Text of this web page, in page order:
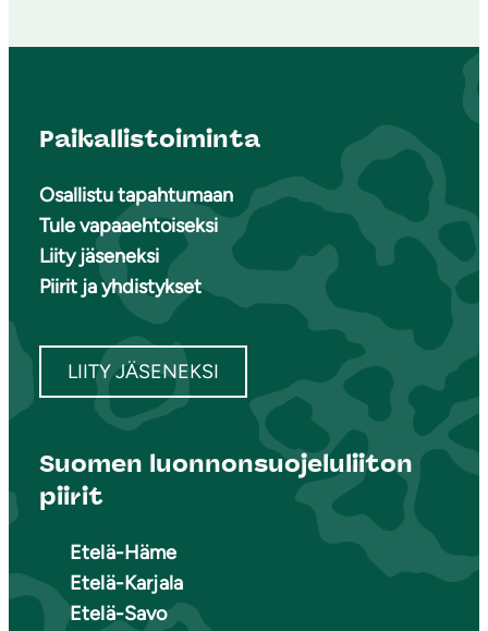
Paikallistoiminta
Osallistu tapahtumaan
Tule vapaaehtoiseksi
Liity jäseneksi
Piirit ja yhdistykset
LIITY JÄSENEKSI
Suomen luonnonsuojeluliiton
piirit
Etelä-Häme
Etelä-Karjala
Etelä-Savo